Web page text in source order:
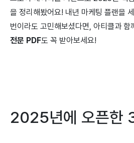
을 정리해봤어요! 내년 마케팅 플랜을
번이라도 고민해보셨다면, 아티클과 함
전문 PDF도 꼭 받아보세요!
2025년에 오픈한